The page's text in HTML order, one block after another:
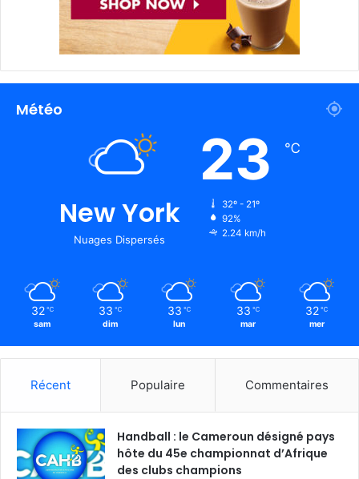
Météo
New York
Nuages Dispersés
23 ℃
32º - 21º
92%
2.24 km/h
32 ℃
sam
33 ℃
dim
33 ℃
lun
33 ℃
mar
32 ℃
mer
Récent Populaire Commentaires
Handball : le Cameroun désigné pays
hôte du 45e championnat d’Afrique
des clubs champions